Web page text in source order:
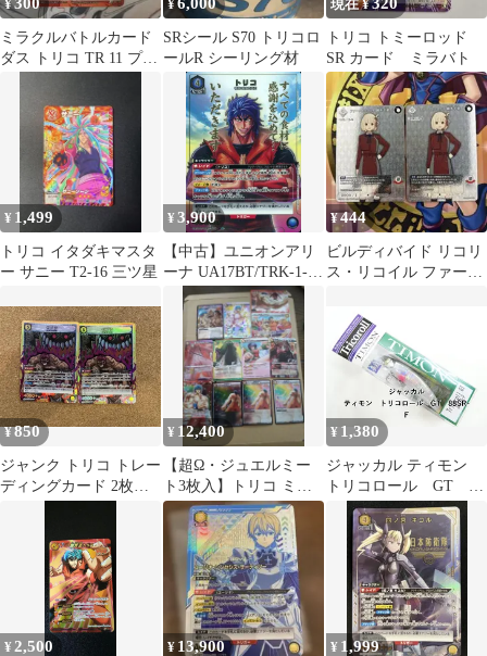
¥
ミラクルバトルカード
ダス トリコ TR 11 プロ
¥
SRシール S70 トリコロ
ールR シーリング材
現在 ¥
トリコ トミーロッド
SR カード ミラバト
¥ 1,499
トリコ イタダキマスタ
ー サニー T2-16 三ツ星
¥3,900
【中古】ユニオンアリ
ーナ UA17BT/TRK-1-
054[SR★]：(キラ)トリ
¥444
ビルディバイド リコリ
ス・リコイル ファース
SR 2枚
¥850
ジャンク トリコ トレー
ディングカード 2枚セ
¥ 12,400
【超Ω・ジュエルミー
ト3枚入】トリコ ミラ
バト R・SR 大量まとめ
売り
¥ 1,380
ジャッカル ティモン
トリコロール GT
88SR-F (03-9303190012)
¥ 2,500 ¥ 13,900 ¥ 1,999